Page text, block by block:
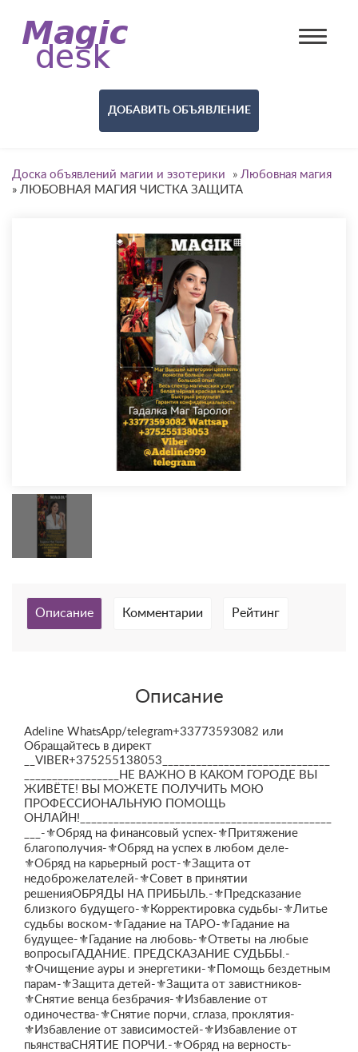
ДОБАВИТЬ ОБЪЯВЛЕНИЕ
Доска объявлений магии и эзотерики » Любовная магия
» ЛЮБОВНАЯ МАГИЯ ЧИСТКА ЗАЩИТА
Описание Комментарии Рейтинг
Описание
Adeline WhatsApp/telegram+33773593082 или
Обращайтесь в директ
__VIBER+375255138053______________________________
_________________НЕ ВАЖНО В КАКОМ ГОРОДЕ ВЫ
ЖИВЁТЕ! ВЫ МОЖЕТЕ ПОЛУЧИТЬ МОЮ
ПРОФЕССИОНАЛЬНУЮ ПОМОЩЬ
ОНЛАЙН!_____________________________________________
___-⚜Обряд на финансовый успех-⚜Притяжение
благополучия-⚜Обряд на успех в любом деле-
⚜Обряд на карьерный рост-⚜Защита от
недоброжелателей-⚜Совет в принятии
решенияОБРЯДЫ НА ПРИБЫЛЬ.-⚜Предсказание
близкого будущего-⚜Корректировка судьбы-⚜Литье
судьбы воском-⚜Гадание на ТАРО-⚜Гадание на
будущее-⚜Гадание на любовь-⚜Ответы на любые
вопросыГАДАНИЕ. ПРЕДСКАЗАНИЕ СУДЬБЫ.-
⚜Очищение ауры и энергетики-⚜Помощь бездетным
парам-⚜Защита детей-⚜Защита от завистников-
⚜Снятие венца безбрачия-⚜Избавление от
одиночества-⚜Снятие порчи, сглаза, проклятия-
⚜Избавление от зависимостей-⚜Избавление от
пьянстваСНЯТИЕ ПОРЧИ.-⚜Обряд на верность-